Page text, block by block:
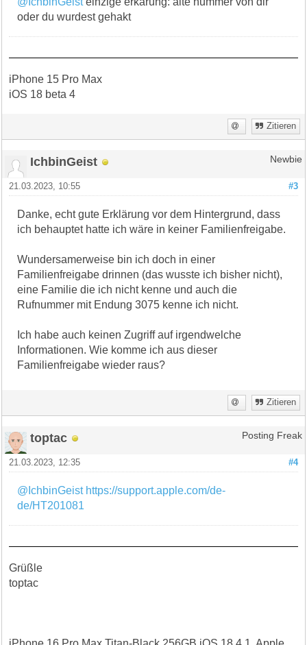
oder du wurdest gehakt
iPhone 15 Pro Max
iOS 18 beta 4
Zitieren
IchbinGeist Newbie
#3
21.03.2023, 10:55
Danke, echt gute Erklärung vor dem Hintergrund, dass
ich behauptet hatte ich wäre in keiner Familienfreigabe.
Wundersamerweise bin ich doch in einer
Familienfreigabe drinnen (das wusste ich bisher nicht),
eine Familie die ich nicht kenne und auch die
Rufnummer mit Endung 3075 kenne ich nicht.
Ich habe auch keinen Zugriff auf irgendwelche
Informationen. Wie komme ich aus dieser
Familienfreigabe wieder raus?
Zitieren
toptac Posting Freak
#4
21.03.2023, 12:35
@IchbinGeist https://support.apple.com/de-
de/HT201081
Grüßle
toptac